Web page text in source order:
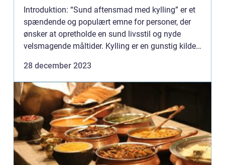
Introduktion: “Sund aftensmad med kylling” er et
spændende og populært emne for personer, der
ønsker at opretholde en sund livsstil og nyde
velsmagende måltider. Kylling er en gunstig kilde
28 december 2023